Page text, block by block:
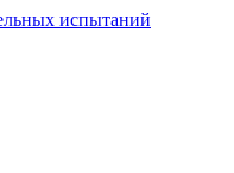
испытаний